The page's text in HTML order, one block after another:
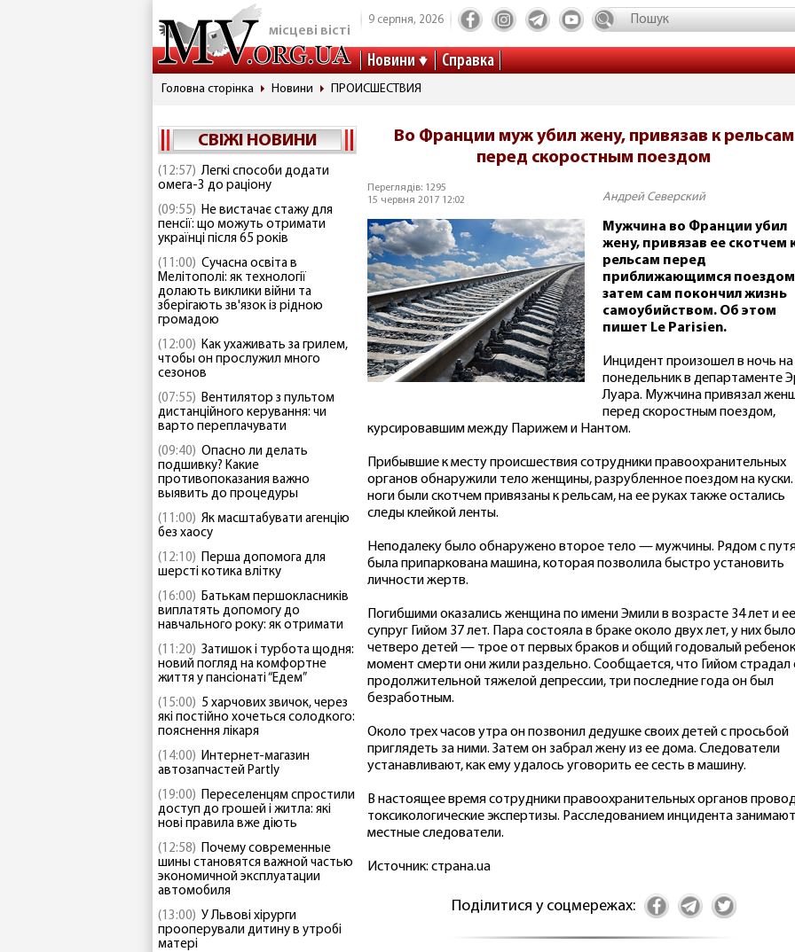
місцеві вісті
9 серпня, 2026
Новини Справка
Головна сторінка Новини ПРОИСШЕСТВИЯ
СВІЖІ НОВИНИ
(12:57) Легкі способи додати
омега-3 до раціону
(09:55) Не вистачає стажу для
пенсії: що можуть отримати
українці після 65 років
(11:00) Сучасна освіта в
Мелітополі: як технології
долають виклики війни та
зберігають зв'язок із рідною
громадою
(12:00) Как ухаживать за грилем,
чтобы он прослужил много
сезонов
(07:55) Вентилятор з пультом
дистанційного керування: чи
варто переплачувати
(09:40) Опасно ли делать
подшивку? Какие
противопоказания важно
выявить до процедуры
(11:00) Як масштабувати агенцію
без хаосу
(12:10) Перша допомога для
шерсті котика влітку
(16:00) Батькам першокласників
виплатять допомогу до
навчального року: як отримати
(11:20) Затишок і турбота щодня:
новий погляд на комфортне
життя у пансіонаті “Едем”
(15:00) 5 харчових звичок, через
які постійно хочеться солодкого:
пояснення лікаря
(14:00) Интернет-магазин
автозапчастей Partly
(19:00) Переселенцям спростили
доступ до грошей і житла: які
нові правила вже діють
(12:58) Почему современные
шины становятся важной частью
экономичной эксплуатации
автомобиля
(13:00) У Львові хірурги
прооперували дитину в утробі
матері
Во Франции муж убил жену, привязав к рельсам
перед скоростным поездом
Переглядів: 1295
15 червня 2017 12:02
Андрей Северский
Мужчина во Франции убил
жену, привязав ее скотчем
рельсам перед
приближающимся
затем сам покончил жизнь
самоубийством. Об этом
пишет Le Parisien.
Инцидент произошел в ночь на
понедельник в департаменте
Луара. Мужчина привязал
перед скоростным поездом,
курсировавшим между Парижем и Нантом.
Прибывшие к месту происшествия сотрудники правоохранительных
органов обнаружили тело женщины, разрубленное поездом на куски.
ноги были скотчем привязаны к рельсам, на ее руках также остались
следы клейкой ленты.
Неподалеку было обнаружено второе тело — мужчины. Рядом с
была припаркована машина, которая позволила быстро установить
личности жертв.
Погибшими оказались женщина по имени Эмили в возрасте 34 лет и ее
супруг Гийом 37 лет. Пара состояла в браке около двух лет, у них было
четверо детей — трое от первых браков и общий годовалый
момент смерти они жили раздельно. Сообщается, что Гийом страдал
продолжительной тяжелой депрессии, три последние года он был
безработным.
Около трех часов утра он позвонил дедушке своих детей с просьбой
приглядеть за ними. Затем он забрал жену из ее дома. Следователи
устанавливают, как ему удалось уговорить ее сесть в машину.
В настоящее время сотрудники правоохранительных органов
токсикологические экспертизы. Расследованием инцидента
местные следователи.
Источник: страна.ua
Поділитися у соцмережах: